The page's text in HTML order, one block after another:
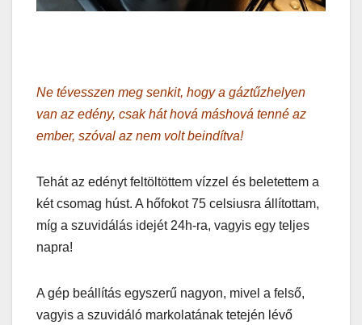
Ne tévesszen meg senkit, hogy a gáztűzhelyen
van az edény, csak hát hová máshová tenné az
ember, szóval az nem volt beindítva!
Tehát az edényt feltöltöttem vízzel és beletettem a
két csomag húst. A hőfokot 75 celsiusra állítottam,
míg a szuvidálás idejét 24h-ra, vagyis egy teljes
napra!
A gép beállítás egyszerű nagyon, mivel a felső,
vagyis a szuvidáló markolatának tetején lévő